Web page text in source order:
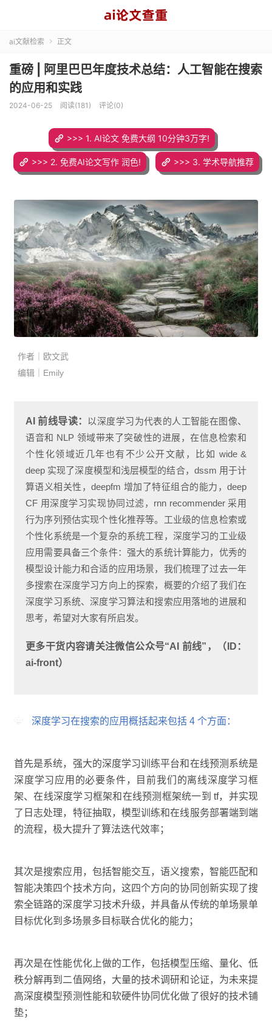
ai文献检索  正文
重磅 | 阿里巴巴年度技术总结：人工智能在搜索
的应用和实践
2024-06-25 阅读(181) 评论(0)
>>> 1. AI论文 免费大纲 10分钟3万字!
>>> 2. 免费AI论文写作 润色! >>> 3. 学术导航推荐
作者｜欧文武
编辑｜Emily
AI 前线导读： 以深度学习为代表的人工智能在图像、
语音和 NLP 领域带来了突破性的进展，在信息检索和
个性化领域近几年也有不少公开文献，比如 wide &
deep 实现了深度模型和浅层模型的结合，dssm 用于计
算语义相关性，deepfm 增加了特征组合的能力，deep
CF 用深度学习实现协同过滤，rnn recommender 采用
行为序列预估实现个性化推荐等。工业级的信息检索或
个性化系统是一个复杂的系统工程，深度学习的工业级
应用需要具备三个条件：强大的系统计算能力，优秀的
模型设计能力和合适的应用场景，我们梳理了过去一年
多搜索在深度学习方向上的探索，概要的介绍了我们在
深度学习系统、深度学习算法和搜索应用落地的进展和
思考，希望对大家有所启发。
更多干货内容请关注微信公众号“AI 前线”，（ID：
ai-front）
深度学习在搜索的应用概括起来包括 4 个方面：
首先是系统，强大的深度学习训练平台和在线预测系统是
深度学习应用的必要条件，目前我们的离线深度学习框
架、在线深度学习框架和在线预测框架统一到 tf，并实现
了日志处理，特征抽取，模型训练和在线服务部署端到端
的流程，极大提升了算法迭代效率；
其次是搜索应用，包括智能交互，语义搜索，智能匹配和
智能决策四个技术方向，这四个方向的协同创新实现了搜
索全链路的深度学习技术升级，并具备从传统的单场景单
目标优化到多场景多目标联合优化的能力；
再次是在性能优化上做的工作，包括模型压缩、量化、低
秩分解再到二值网络，大量的技术调研和论证，为未来提
高深度模型预测性能和软硬件协同优化做了很好的技术铺
垫；